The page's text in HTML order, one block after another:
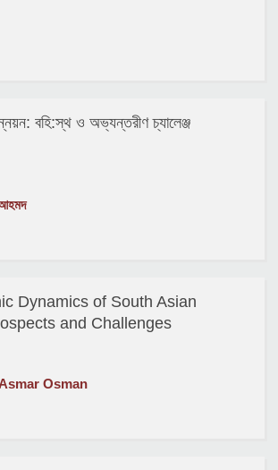
বহি:স্থ ও অভ্যন্তরীণ চ্যালেঞ্জ
Dynamics of South Asian
and Challenges
Osman